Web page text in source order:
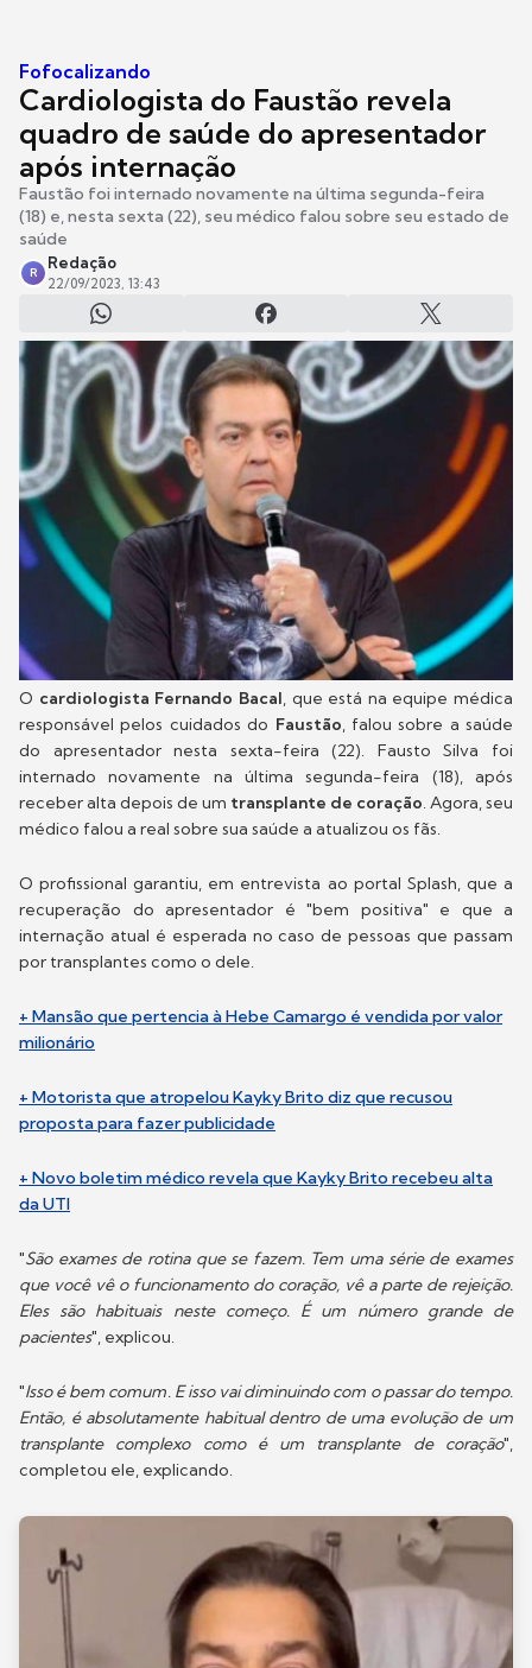
Fofocalizando
Cardiologista do Faustão revela
quadro de saúde do apresentador
após internação
Faustão foi internado novamente na última segunda-feira
(18) e, nesta sexta (22), seu médico falou sobre seu estado de
saúde
R
Redação
22/09/2023, 13:43
O cardiologista Fernando Bacal, que está na equipe médica
responsável pelos cuidados do Faustão, falou sobre a saúde
do apresentador nesta sexta-feira (22). Fausto Silva foi
internado novamente na última segunda-feira (18), após
receber alta depois de um transplante de coração. Agora, seu
médico falou a real sobre sua saúde a atualizou os fãs.
O profissional garantiu, em entrevista ao portal Splash, que a
recuperação do apresentador é "bem positiva" e que a
internação atual é esperada no caso de pessoas que passam
por transplantes como o dele.
+ Mansão que pertencia à Hebe Camargo é vendida por valor
milionário
+ Motorista que atropelou Kayky Brito diz que recusou
proposta para fazer publicidade
+ Novo boletim médico revela que Kayky Brito recebeu alta
da UTI
"São exames de rotina que se fazem. Tem uma série de exames
que você vê o funcionamento do coração, vê a parte de rejeição.
Eles são habituais neste começo. É um número grande de
pacientes", explicou.
"Isso é bem comum. E isso vai diminuindo com o passar do tempo.
Então, é absolutamente habitual dentro de uma evolução de um
transplante complexo como é um transplante de coração",
completou ele, explicando.